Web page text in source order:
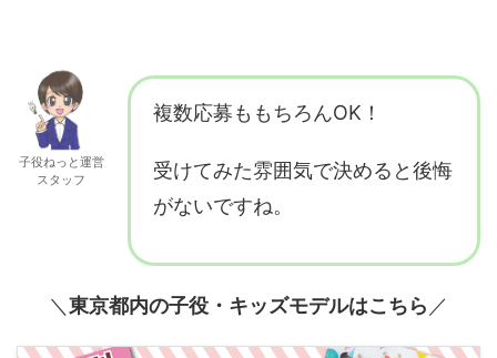
子役ねっと運営
スタッフ
複数応募ももちろんOK！
受けてみた雰囲気で決めると後悔
がないですね。
＼ 東京都内の子役・キッズモデルはこちら ／